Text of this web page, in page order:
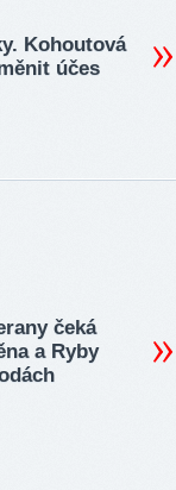
Kohoutová
účes
čeká
a Ryby